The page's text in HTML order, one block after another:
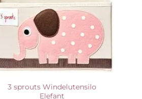
3 sprouts Windelutensilo
Elefant